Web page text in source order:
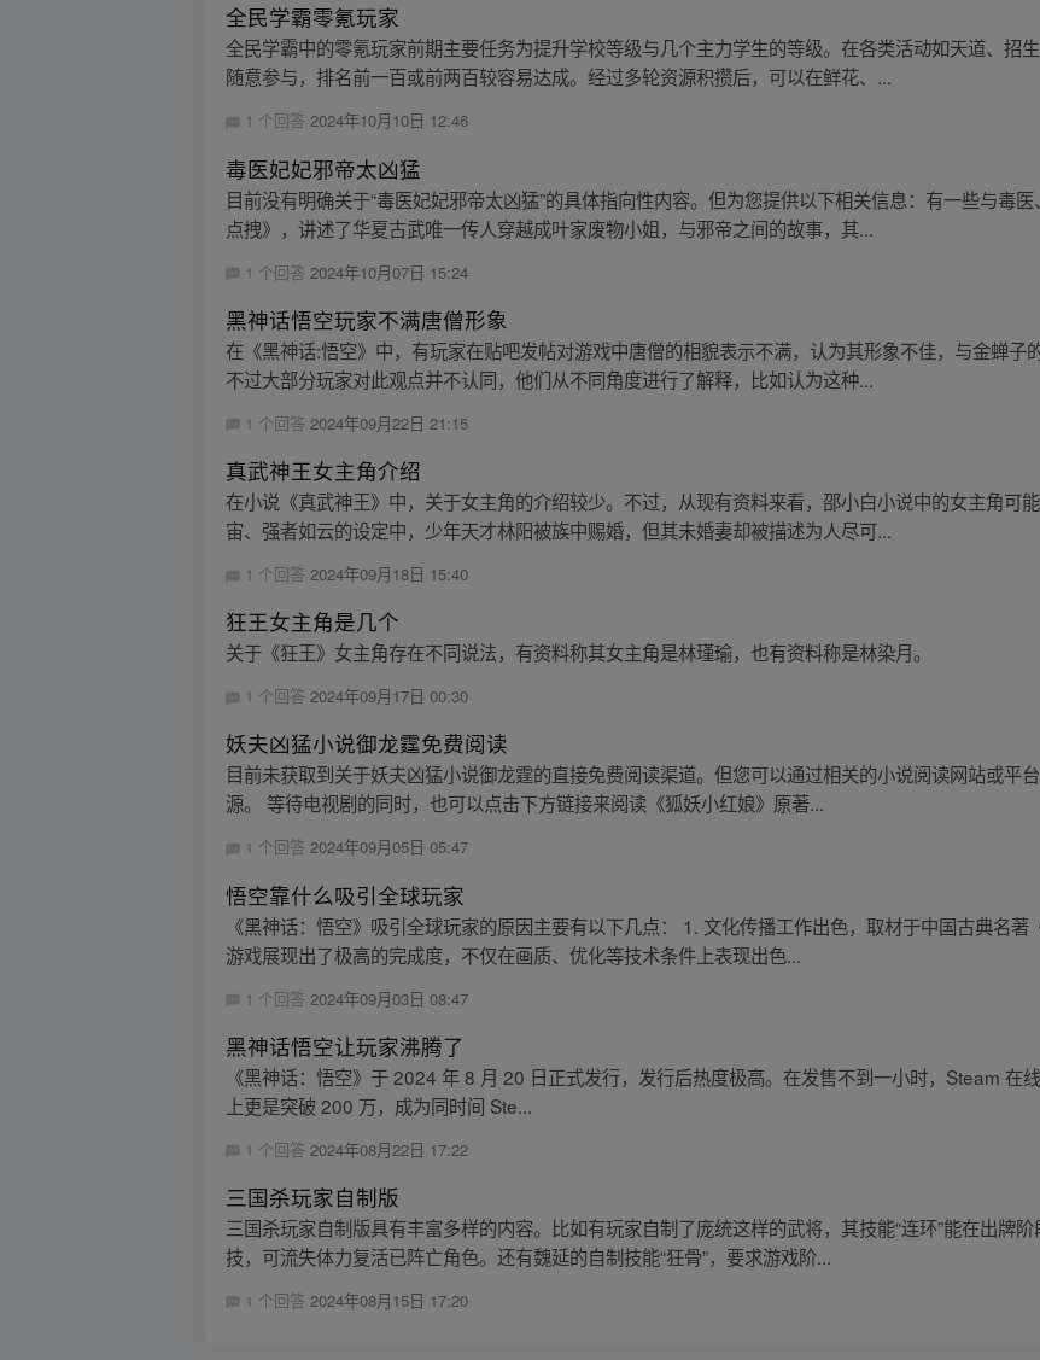
全民学霸零氪玩家
全民学霸中的零氪玩家前期主要任务为提升学校等级与几个主力学生的等级。在各类活动如天道、招
随意参与，排名前一百或前两百较容易达成。经过多轮资源积攒后，可以在鲜花、...
1 个回答2024年10月10日 12:46
毒医妃妃邪帝太凶猛
目前没有明确关于“毒医妃妃邪帝太凶猛”的具体指向性内容。但为您提供以下相关信息：有一些与毒
点拽》，讲述了华夏古武唯一传人穿越成叶家废物小姐，与邪帝之间的故事，其...
1 个回答 2024年10月07日 15:24
黑神话悟空玩家不满唐僧形象
在《黑神话:悟空》中，有玩家在贴吧发帖对游戏中唐僧的相貌表示不满，认为其形象不佳，与金蝉子
不过大部分玩家对此观点并不认同，他们从不同角度进行了解释，比如认为这种...
1 个回答 2024年09月22日 21:15
真武神王女主角介绍
在小说《真武神王》中，关于女主角的介绍较少。不过，从现有资料来看，邵小白小说中的女主角可
宙、强者如云的设定中，少年天才林阳被族中赐婚，但其未婚妻却被描述为人尽可...
1 个回答2024年09月18日 15:40
狂王女主角是几个
关于《狂王》女主角存在不同说法，有资料称其女主角是林瑾瑜，也有资料称是林染月。
1 个回答2024年09月17日 00:30
妖夫凶猛小说御龙霆免费阅读
目前未获取到关于妖夫凶猛小说御龙霆的直接免费阅读渠道。但您可以通过相关的小说阅读网站或平
源。 等待电视剧的同时，也可以点击下方链接来阅读《狐妖小红娘》原著...
1 个回答2024年09月05日 05:47
悟空靠什么吸引全球玩家
《黑神话：悟空》吸引全球玩家的原因主要有以下几点： 1. 文化传播工作出色，取材于中国古典名
游戏展现出了极高的完成度，不仅在画质、优化等技术条件上表现出色...
1 个回答 2024年09月03日 08:47
黑神话悟空让玩家沸腾了
《黑神话：悟空》于 2024 年 8 月 20 日正式发行，发行后热度极高。在发售不到一小时，Steam 在
上更是突破 200 万，成为同时间 Ste...
1 个回答 2024年08月22日 17:22
三国杀玩家自制版
三国杀玩家自制版具有丰富多样的内容。比如有玩家自制了庞统这样的武将，其技能“连环”能在出牌
技，可流失体力复活已阵亡角色。还有魏延的自制技能“狂骨”，要求游戏阶...
1 个回答2024年08月15日 17:20